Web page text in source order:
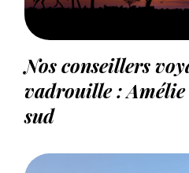
Nos conseillers
vadrouille :
sud